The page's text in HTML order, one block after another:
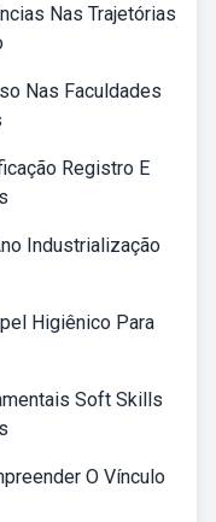
Nas Trajetórias
Nas Faculdades
Registro E
Industrialização
Higiênico Para
Soft Skills
O Vínculo